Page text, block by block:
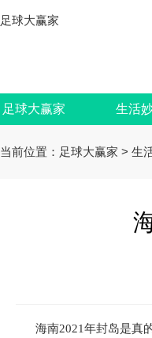
足球大赢家
足球大赢家 生活
当前位置： 足球大赢家 > 生
海南2021年封岛是真